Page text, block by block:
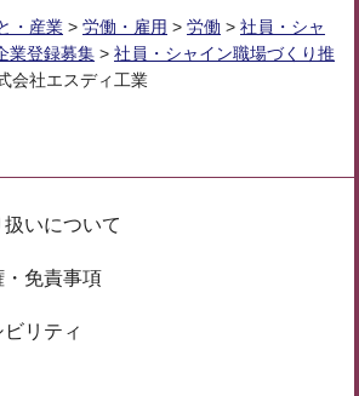
・産業 > 労働・雇用 > 労働 > 社員・シャ
業登録募集 > 社員・シャイン職場づくり推
会社エスディ工業
いについて
・免責事項
リティ